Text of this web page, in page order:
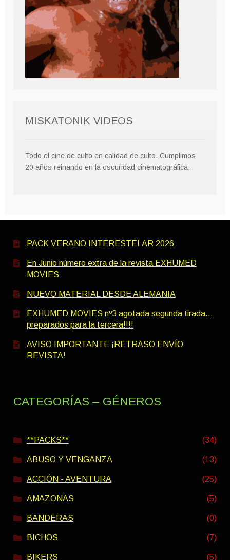
MISKATONIK VIDEOS
Todo el cine de culto en calidad de culto. Cumplimos
20 años reinando en la oscuridad cinematográfica.
PACK VERANO INTERESTELAR 2026
En Junio número extra de la revista EXHUMED
MOVIES
NUEVO MATERIAL DESDE ALEMANIA
EXHUMED MOVIES nº3 agotada segunda tirada…
preparados para la tercera!!!!
AVISO IMPORTANTE ¡RETRASO ENVÍO
REVISTA!
CATEGORÍAS – GÉNEROS
**PACKS** (34)
ABUSO Y VENGANZA (13)
ACCIÓN - AVENTURA (25)
AMAZONAS (5)
BANDERAS (0)
BICHOS (7)
BIKERS (5)